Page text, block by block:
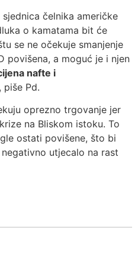
čelnika američke
o kamatama bit će
se ne očekuje smanjenje
povišena, a moguć je i njen
nafte i
piše Pd.
oprezno trgovanje jer
na Bliskom istoku. To
ostati povišene, što bi
utjecalo na rast